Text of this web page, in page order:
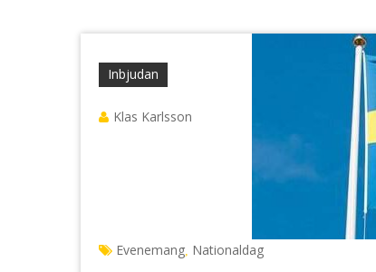
Inbjudan
Klas Karlsson
Evenemang Nationaldag